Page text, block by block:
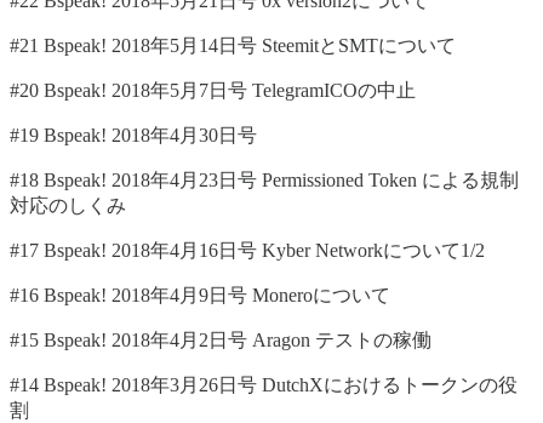
#21 Bspeak! 2018年5月14日号 SteemitとSMTについて
#20 Bspeak! 2018年5月7日号 TelegramICOの中止
#19 Bspeak! 2018年4月30日号
#18 Bspeak! 2018年4月23日号 Permissioned Token による規制
対応のしくみ
#17 Bspeak! 2018年4月16日号 Kyber Networkについて1/2
#16 Bspeak! 2018年4月9日号 Moneroについて
#15 Bspeak! 2018年4月2日号 Aragon テストの稼働
#14 Bspeak! 2018年3月26日号 DutchXにおけるトークンの役
割